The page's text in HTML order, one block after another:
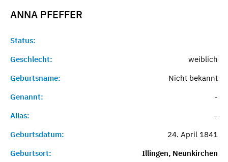
ANNA PFEFFER
Status:
Geschlecht:
weiblich
Geburtsname:
Nicht bekannt
Genannt:
-
Alias:
-
Geburtsdatum:
24. April 1841
Geburtsort:
Illingen, Neunkirchen